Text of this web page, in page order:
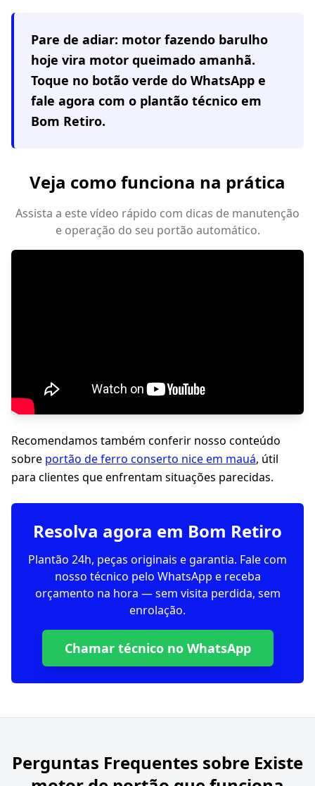
Pare de adiar: motor fazendo barulho
hoje vira motor queimado amanhã.
Toque no botão verde do WhatsApp e
fale agora com o plantão técnico em
Bom Retiro.
Veja como funciona na prática
Assista a este vídeo rápido com dicas de manutenção
e operação do seu portão automático.
Recomendamos também conferir nosso conteúdo
sobre portão de ferro conserto nice em mauá, útil
para clientes que enfrentam situações parecidas.
Resolva agora em Bom Retiro
Plantão 24h, peças originais e garantia. Fale com
nosso técnico pelo WhatsApp e receba
orçamento na hora — sem visita perdida, sem
enrolação.
Chamar técnico no WhatsApp
Perguntas Frequentes sobre Existe